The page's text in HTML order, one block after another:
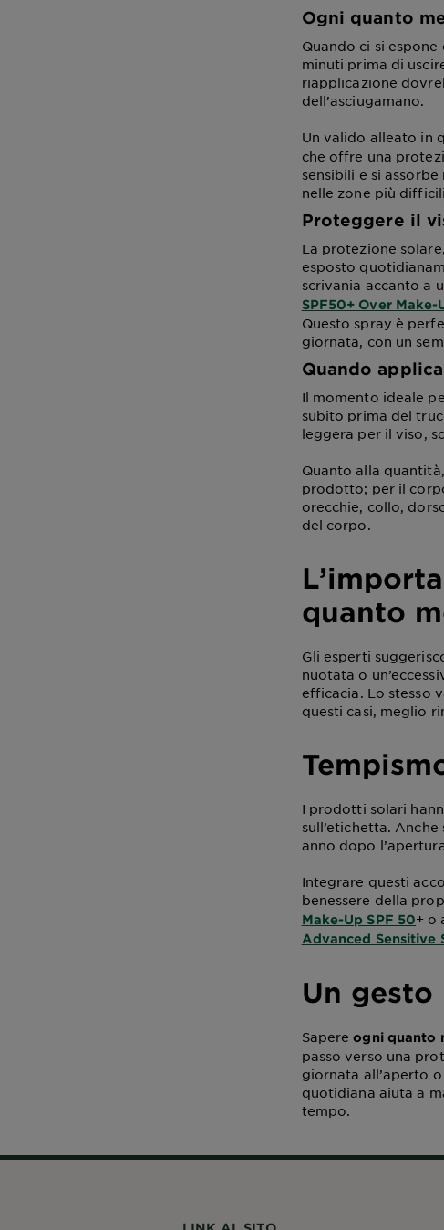
Ogni quanto
Quando ci si
minuti prima di
riapplicazione
dell’asciugamano.
Un valido alleato in
che offre una
sensibili e si
nelle zone più
Proteggere il
La protezione
esposto
scrivania accanto a
SPF50+ Over Make-
Questo spray è
giornata, con un
Quando
Il momento ideale
subito prima del
leggera per il viso,
Quanto alla
prodotto; per il
orecchie, collo,
del corpo.
quanto
Gli esperti
nuotata o
efficacia. Lo stesso
questi casi, meglio
I prodotti solari
sull’etichetta.
anno dopo
Integrare questi
benessere della
Make-Up SPF 50+ o
Advanced Sensitive
Un
Sapereogni quanto
passo verso una
giornata all’aperto
quotidiana aiuta a
tempo.